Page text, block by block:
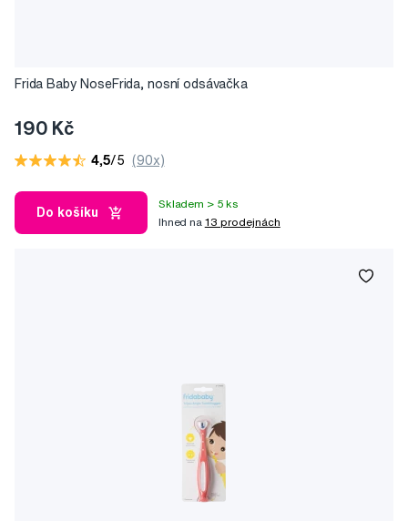
Frida Baby NoseFrida, nosní odsávačka
190 Kč
4,5/5 (90x)
Do košíku
Skladem > 5 ks
Ihned na 13 prodejnách